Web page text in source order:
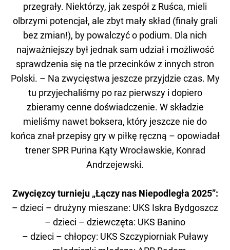
przegrały. Niektórzy, jak zespół z Ruśca, mieli
olbrzymi potencjał, ale zbyt mały skład (finały grali
bez zmian!), by powalczyć o podium. Dla nich
najważniejszy był jednak sam udział i możliwość
sprawdzenia się na tle przecinków z innych stron
Polski. – Na zwycięstwa jeszcze przyjdzie czas. My
tu przyjechaliśmy po raz pierwszy i dopiero
zbieramy cenne doświadczenie. W składzie
mieliśmy nawet boksera, który jeszcze nie do
końca znał przepisy gry w piłkę ręczną – opowiadał
trener SPR Purina Kąty Wrocławskie, Konrad
Andrzejewski.
Zwycięzcy turnieju „Łączy nas Niepodległa 2025”:
– dzieci – drużyny mieszane: UKS Iskra Bydgoszcz
– dzieci – dziewczęta: UKS Banino
– dzieci – chłopcy: UKS Szczypiorniak Puławy